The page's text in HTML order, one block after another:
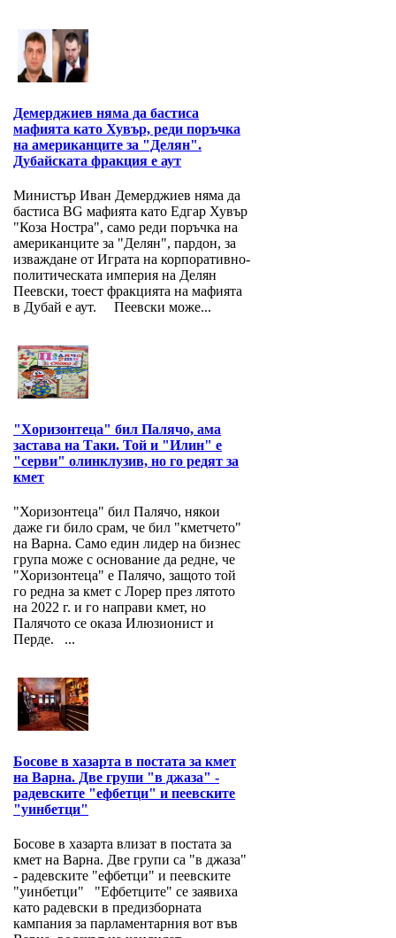
Демерджиев няма да бастиса
мафията като Хувър, реди поръчка
на американците за "Делян".
Дубайската фракция е аут
Министър Иван Демерджиев няма да
бастиса BG мафията като Едгар Хувър
"Коза Ностра", само реди поръчка на
американците за "Делян", пардон, за
изваждане от Играта на корпоративно-
политическата империя на Делян
Пеевски, тоест фракцията на мафията
в Дубай е аут. Пеевски може...
"Хоризонтеца" бил Палячо, ама
застава на Таки. Той и "Илин" е
"серви" олинклузив, но го редят за
кмет
"Хоризонтеца" бил Палячо, някои
даже ги било срам, че бил "кметчето"
на Варна. Само един лидер на бизнес
група може с основание да редне, че
"Хоризонтеца" е Палячо, защото той
го редна за кмет с Лорер през лятото
на 2022 г. и го направи кмет, но
Палячото се оказа Илюзионист и
Перде. ...
Босове в хазарта в постата за кмет
на Варна. Две групи "в джаза" -
радевските "ефбетци" и пеевските
"уинбетци"
Босове в хазарта влизат в постата за
кмет на Варна. Две групи са "в джаза"
- радевските "ефбетци" и пеевските
"уинбетци" "Ефбетците" се заявиха
като радевски в предизборната
кампания за парламентарния вот във